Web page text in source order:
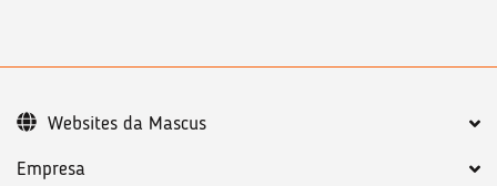
Empresa
Websites da Mascus